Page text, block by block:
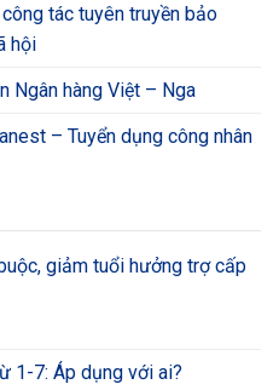
tác tuyên truyền bảo
hội
Ngân hàng Việt – Nga
– Tuyển dụng công nhân
giảm tuổi hưởng trợ cấp
1-7: Áp dụng với ai?